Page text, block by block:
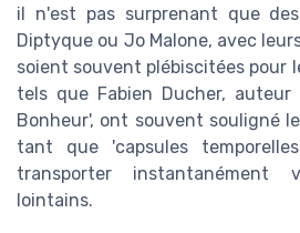
il n'est pas surprenant que
Diptyque ou Jo Malone, avec
soient souvent plébiscitées pour
tels que Fabien Ducher, auteur
Bonheur', ont souvent souligné
tant que 'capsules
transporter instantanément
lointains.